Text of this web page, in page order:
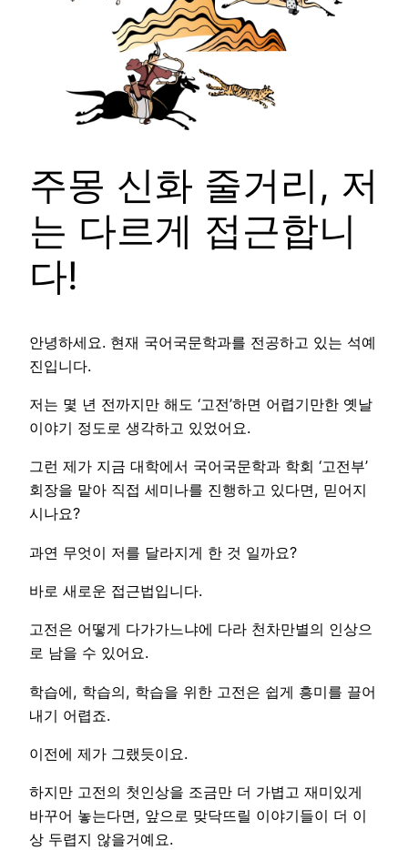
주몽 신화 줄거리, 저
는 다르게 접근합니
다!
안녕하세요. 현재 국어국문학과를 전공하고 있는 석예
진입니다.
저는 몇 년 전까지만 해도 ‘고전’하면 어렵기만한 옛날
이야기 정도로 생각하고 있었어요.
그런 제가 지금 대학에서 국어국문학과 학회 ‘고전부’
회장을 맡아 직접 세미나를 진행하고 있다면, 믿어지
시나요?
과연 무엇이 저를 달라지게 한 것 일까요?
바로 새로운 접근법입니다.
고전은 어떻게 다가가느냐에 다라 천차만별의 인상으
로 남을 수 있어요.
학습에, 학습의, 학습을 위한 고전은 쉽게 흥미를 끌어
내기 어렵죠.
이전에 제가 그랬듯이요.
하지만 고전의 첫인상을 조금만 더 가볍고 재미있게
바꾸어 놓는다면, 앞으로 맞닥뜨릴 이야기들이 더 이
상 두렵지 않을거예요.